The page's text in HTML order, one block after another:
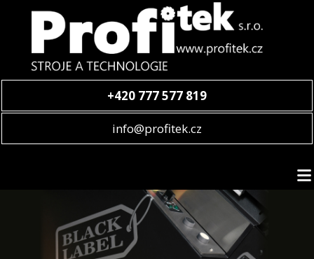
+420 777 577 819
info@profitek.cz